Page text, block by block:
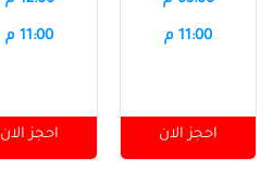
11:00 م
احجز الان
11:00 م
احجز الان